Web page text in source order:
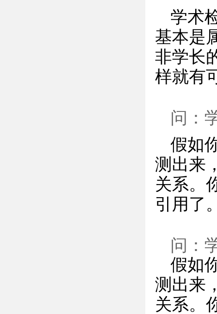
学术
基本是
非学长
样就有
问：
假如
测出来
关系。
引用了
问：
假如
测出来
关系。